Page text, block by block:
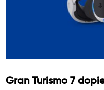
Gran Turismo 7